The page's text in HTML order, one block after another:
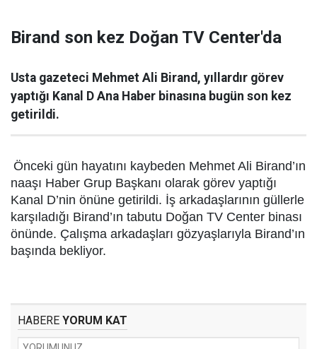
Birand son kez Doğan TV Center'da
Usta gazeteci Mehmet Ali Birand, yıllardır görev
yaptığı Kanal D Ana Haber binasına bugün son kez
getirildi.
Önceki gün hayatını kaybeden Mehmet Ali Birand’ın
naaşı Haber Grup Başkanı olarak görev yaptığı
Kanal D’nin önüne getirildi. İş arkadaşlarının güllerle
karşıladığı Birand’ın tabutu Doğan TV Center binası
önünde. Çalışma arkadaşları gözyaşlarıyla Birand’ın
başında bekliyor.
HABERE YORUM KAT